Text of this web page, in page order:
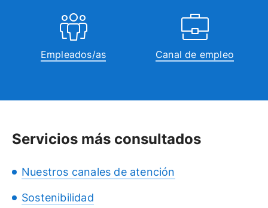
Empleados/as Canal de empleo
Servicios más consultados
Nuestros canales de atención
Sostenibilidad